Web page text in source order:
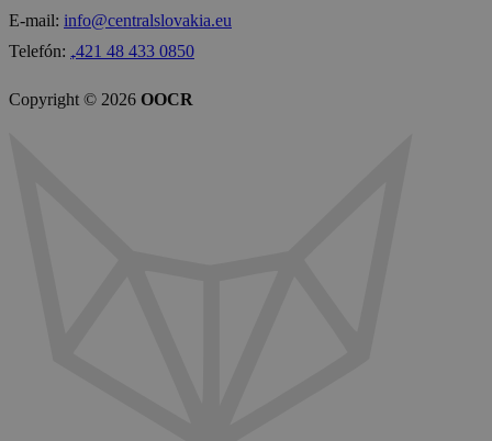
E-mail: info@centralslovakia.eu
Telefón: ₊421 48 433 0850
Copyright © 2026 OOCR